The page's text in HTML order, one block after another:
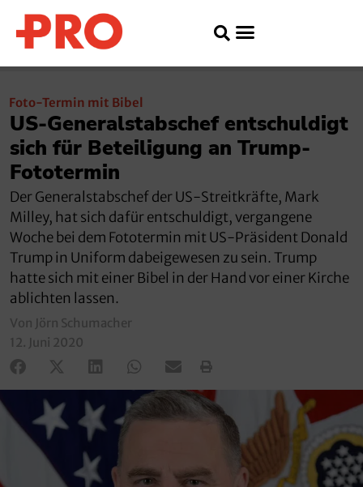
Foto-Termin mit Bibel
US-Generalstabschef entschuldigt
sich für Beteiligung an Trump-
Fototermin
Der Generalstabschef der US-Streitkräfte, Mark
Milley, hat sich dafür entschuldigt, vergangene
Woche bei dem Fototermin mit US-Präsident Donald
Trump in Uniform dabeigewesen zu sein. Trump
hatte sich mit einer Bibel in der Hand vor einer Kirche
ablichten lassen.
Von Jörn Schumacher
12. Juni 2020